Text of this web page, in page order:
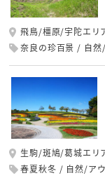
飛鳥/橿原/宇陀エリ
奈良の珍百景
自
生駒/斑鳩/葛城エリ
春夏秋冬
自然/ア